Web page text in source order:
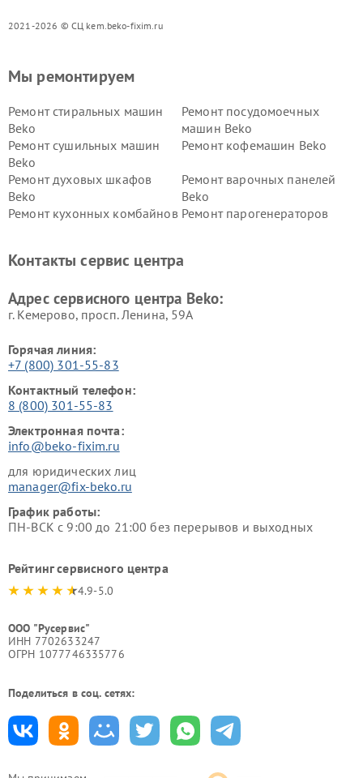
2021-2026 © СЦ kem.beko-fixim.ru
Мы ремонтируем
Ремонт стиральных машин
Beko
Ремонт посудомоечных
машин Beko
Ремонт сушильных машин
Beko
Ремонт кофемашин Beko
Ремонт духовых шкафов
Beko
Ремонт варочных панелей
Beko
Ремонт кухонных комбайнов Ремонт парогенераторов
Ремонт холодильников Beko Ремонт морозильных камер
Контакты сервис центра
Адрес сервисного центра Beko:
г. Кемерово, просп. Ленина, 59А
Горячая линия:
+7 (800) 301-55-83
Контактный телефон:
8 (800) 301-55-83
Электронная почта:
info@beko-fixim.ru
для юридических лиц
manager@fix-beko.ru
График работы:
ПН-ВСК с 9:00 до 21:00 без перерывов и выходных
Рейтинг сервисного центра
4.9-5.0
ООО "Русервис"
ИНН 7702633247
ОГРН 1077746335776
Поделиться в соц. сетях: